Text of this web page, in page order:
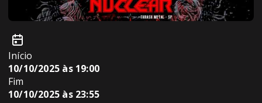
Início
10/10/2025 às 19:00
Fim
10/10/2025 às 23:55